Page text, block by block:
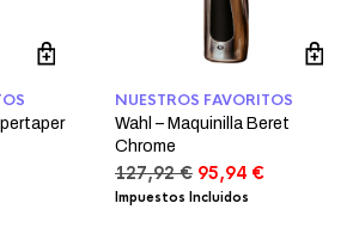
NUESTROS FAVORITOS
Wahl – Maquinilla Beret
Chrome
127,92€ El
precio
95,94 €El
Impuestos Incluidos